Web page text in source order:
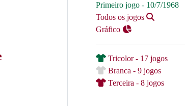
Primeiro jogo - 10/7/1968
Todos os jogos
Gráfico
Tricolor - 17 jogos
Branca - 9 jogos
Terceira - 8 jogos